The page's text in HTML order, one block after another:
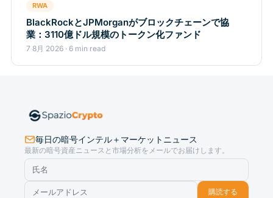
RWA
BlackRockとJPMorganがブロックチェーンで協
業：3110億ドル規模のトークン化ファンド
7 8月 2026 · 6 min read
毎日の暗号インテル＋マーケットニュース
最新の暗号資産ニュースと市場分析をメールでお届けします。
購読する